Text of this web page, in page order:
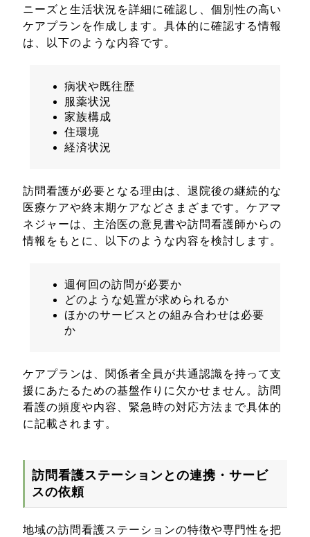
ニーズと生活状況を詳細に確認し、個別性の高い
ケアプランを作成します。具体的に確認する情報
は、以下のような内容です。
病状や既往歴
服薬状況
家族構成
住環境
経済状況
訪問看護が必要となる理由は、退院後の継続的な
医療ケアや終末期ケアなどさまざまです。ケアマ
ネジャーは、主治医の意見書や訪問看護師からの
情報をもとに、以下のような内容を検討します。
週何回の訪問が必要か
どのような処置が求められるか
ほかのサービスとの組み合わせは必要
か
ケアプランは、関係者全員が共通認識を持って支
援にあたるための基盤作りに欠かせません。訪問
看護の頻度や内容、緊急時の対応方法まで具体的
に記載されます。
訪問看護ステーションとの連携・サービ
スの依頼
地域の訪問看護ステーションの特徴や専門性を把